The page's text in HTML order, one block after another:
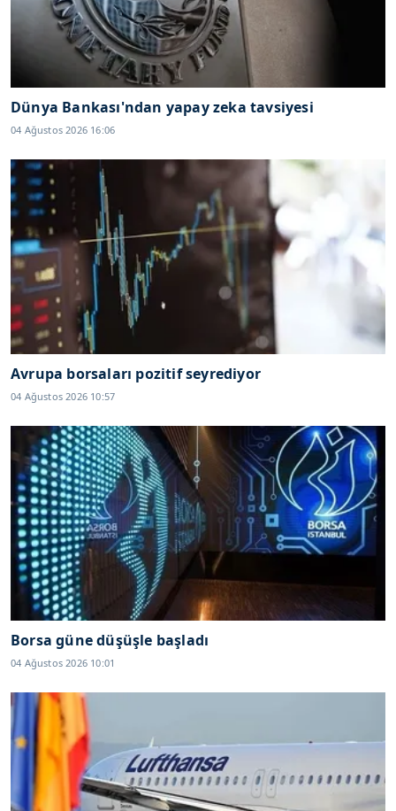
Dünya Bankası'ndan yapay zeka tavsiyesi
04 Ağustos 2026 16:06
Avrupa borsaları pozitif seyrediyor
04 Ağustos 2026 10:57
Borsa güne düşüşle başladı
04 Ağustos 2026 10:01